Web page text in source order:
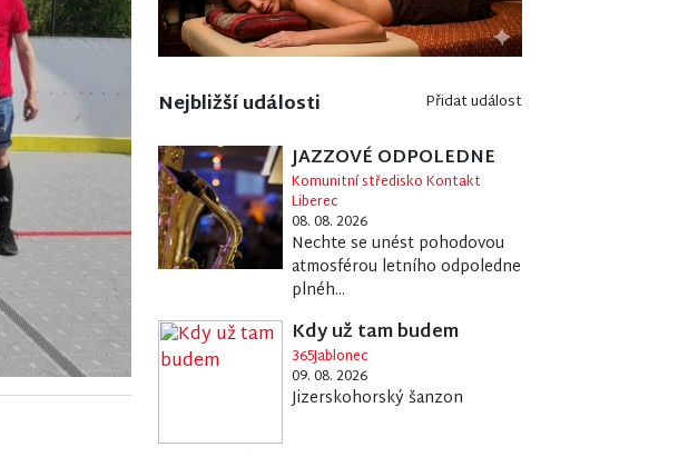
Nejbližší události Přidat událost
JAZZOVÉ ODPOLEDNE
Komunitní středisko Kontakt
Liberec
08. 08. 2026
Nechte se unést pohodovou
atmosférou letního odpoledne
plnéh...
Kdy už tam budem
365Jablonec
09. 08. 2026
Jizerskohorský šanzon